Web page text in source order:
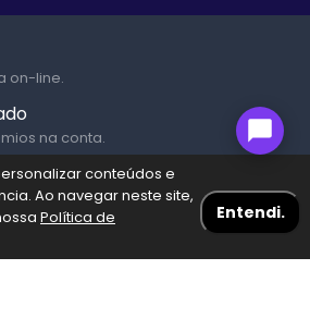
on-line.
na conta.
atendentes em diversos canais de
conteúdos e
Ao navegar neste site,
Política de
Entendi.